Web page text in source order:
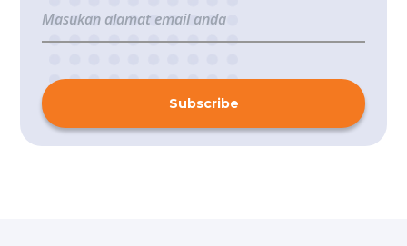
Subscribe